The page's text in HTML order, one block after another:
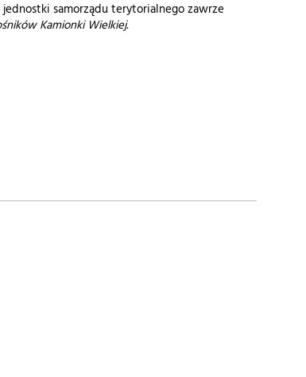
samorządu terytorialnego zawrze
Kamionki Wielkiej.